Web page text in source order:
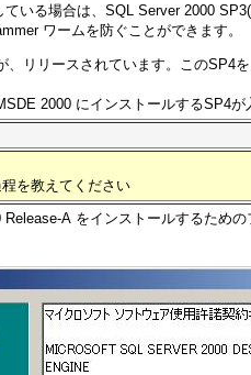
いる場合は、SQL Server 2000
ワームを防ぐことができます。
、リリースされています。このSP4
2000 にインストールするSP4が
を教えてください
A をインストールするための